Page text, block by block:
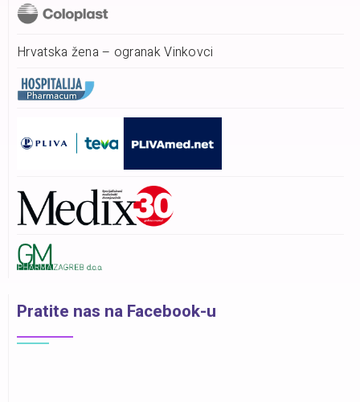
Hrvatska žena – ogranak Vinkovci
Pratite nas na Facebook-u